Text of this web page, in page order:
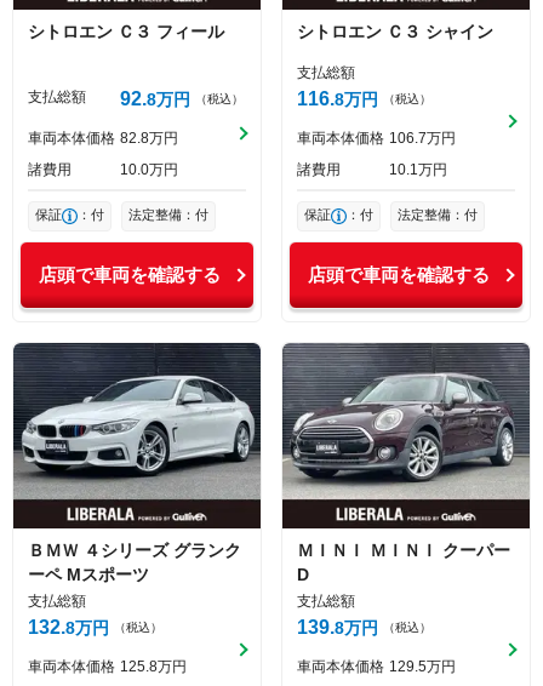
シトロエン Ｃ３ フィール
支払総額 92 8万円 （税込）
車両本体価格 82 8万円
諸費用
10 0万円
保証 ：付 法定整備：付
店頭で車両を確認する
シトロエン Ｃ３ シャイン
支払総額
116 8万円 （税込）
車両本体価格 106 7万円
諸費用
10 1万円
保証 ：付 法定整備：付
店頭で車両を確認する
ＢＭＷ ４シリーズ グランク
ーペ Mスポーツ
支払総額
132 8万円 （税込）
車両本体価格 125 8万円
ＭＩＮＩ ＭＩＮＩ
クーパー
D
支払総額
139 8万円 （税込）
車両本体価格 129 5万円